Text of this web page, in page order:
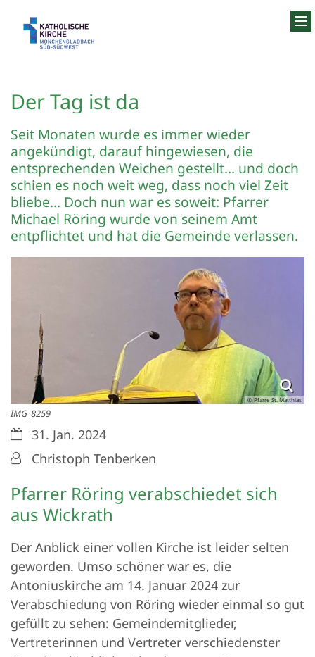
Der Tag ist da
Seit Monaten wurde es immer wieder
angekündigt, darauf hingewiesen, die
entsprechenden Weichen gestellt… und doch
schien es noch weit weg, dass noch viel Zeit
bliebe... Doch nun war es soweit: Pfarrer
Michael Röring wurde von seinem Amt
entpflichtet und hat die Gemeinde verlassen.
© Pfarre St. Matthias
IMG_8259
Datum:31. Jan. 2024
Von:Christoph Tenberken
Pfarrer Röring verabschiedet sich
aus Wickrath
Der Anblick einer vollen Kirche ist leider selten
geworden. Umso schöner war es, die
Antoniuskirche am 14. Januar 2024 zur
Verabschiedung von Röring wieder einmal so gut
gefüllt zu sehen: Gemeindemitglieder,
Vertreterinnen und Vertreter verschiedenster